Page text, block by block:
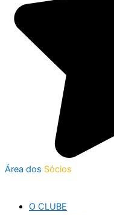
Área dos Sócios
O CLUBE